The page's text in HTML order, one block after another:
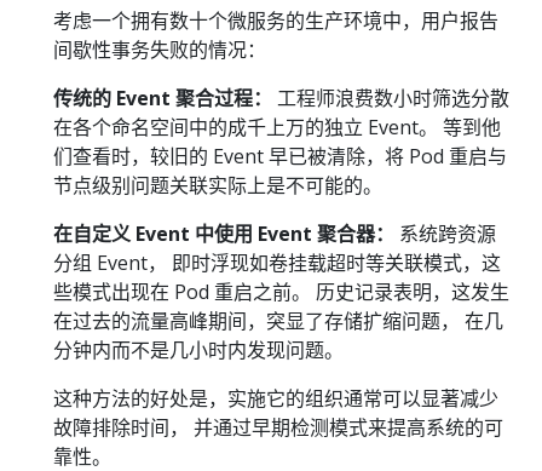
考虑一个拥有数十个微服务的生产环境中，用户报告
间歇性事务失败的情况：
传统的 Event 聚合过程：
工程师浪费数小时筛选分散
在各个命名空间中的成千上万的独立 Event。 等到他
们查看时，较旧的 Event 早已被清除，将 Pod 重启与
节点级别问题关联实际上是不可能的。
在自定义 Event 中使用 Event 聚合器：
系统跨资源
分组 Event， 即时浮现如卷挂载超时等关联模式，这
些模式出现在 Pod 重启之前。 历史记录表明，这发生
在过去的流量高峰期间，突显了存储扩缩问题， 在几
分钟内而不是几小时内发现问题。
这种方法的好处是，实施它的组织通常可以显著减少
故障排除时间， 并通过早期检测模式来提高系统的可
靠性。